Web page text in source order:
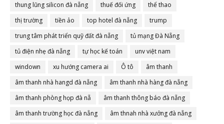
thung lũng silicon đà nẵng
thuế đối ứng
thể thao
thị trường
tiền ảo top hotel đà nẵng
trump
trung tâm phát triển quỹ đất đà nẵng
tủ mạng Đà Nẵng
tủ điện nhẹ đà nẵng
tự học kế toán
unv việt nam
windown
xu hướng camera ai Ô tô
âm thanh
âm thanh nhà hangd đà nẵng
âm thanh nhà hàng đà nẵng
âm thanh phòng họp đà nẵ
âm thanh thông báo đà nẵng
âm thanh trường học đà nẵng
âm thnah nhà xưởng đà nẵng